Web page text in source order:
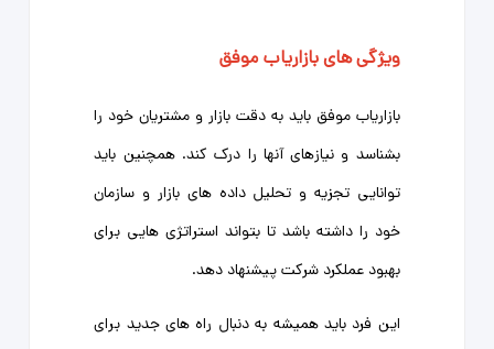
ویژگی های بازاریاب موفق
بازاریاب موفق باید به دقت بازار و مشتریان خود را
بشناسد و نیازهای آنها را درک کند. همچنین باید
توانایی تجزیه و تحلیل داده‌ های بازار و سازمان
خود را داشته باشد تا بتواند استراتژی‌ هایی برای
بهبود عملکرد شرکت پیشنهاد دهد.
این فرد باید همیشه به دنبال راه‌ های جدید برای